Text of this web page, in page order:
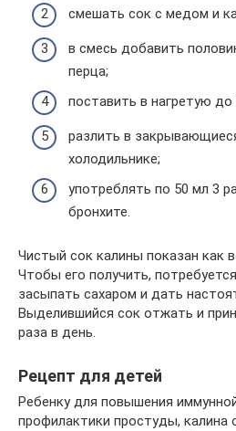
смешать сок с медом и
в смесь добавить
перца;
поставить в нагретую до
разлить в
холодильнике;
употреблять по 50 мл 3
бронхите.
Чистый сок калины показан как
Чтобы его получить,
засыпать сахаром и дать
Выделившийся сок отжать и
раза в день.
Рецепт для детей
Ребенку для повышения
профилактики простуды, калина